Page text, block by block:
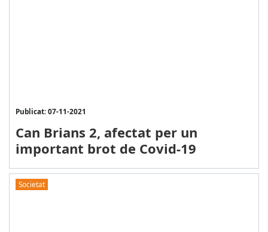
Publicat: 07-11-2021
Can Brians 2, afectat per un
important brot de Covid-19
Societat